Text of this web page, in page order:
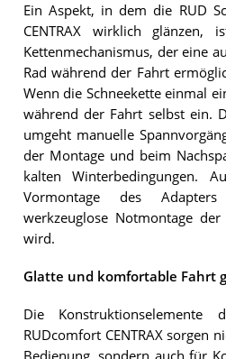
Ein Aspekt, in dem die RUD
CENTRAX wirklich glänzen,
Kettenmechanismus, der eine
Rad während der Fahrt
Wenn die Schneekette einmal
während der Fahrt selbst ein.
umgeht manuelle
der Montage und beim
kalten Winterbedingungen.
Vormontage des
werkzeuglose Notmontage
wird.
Glatte und komfortable Fahrt
Die Konstruktionselemente
RUDcomfort CENTRAX sorgen